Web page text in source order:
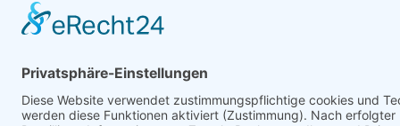
Erasmus &
Europaschule